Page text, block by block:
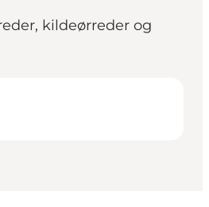
kildeørreder og